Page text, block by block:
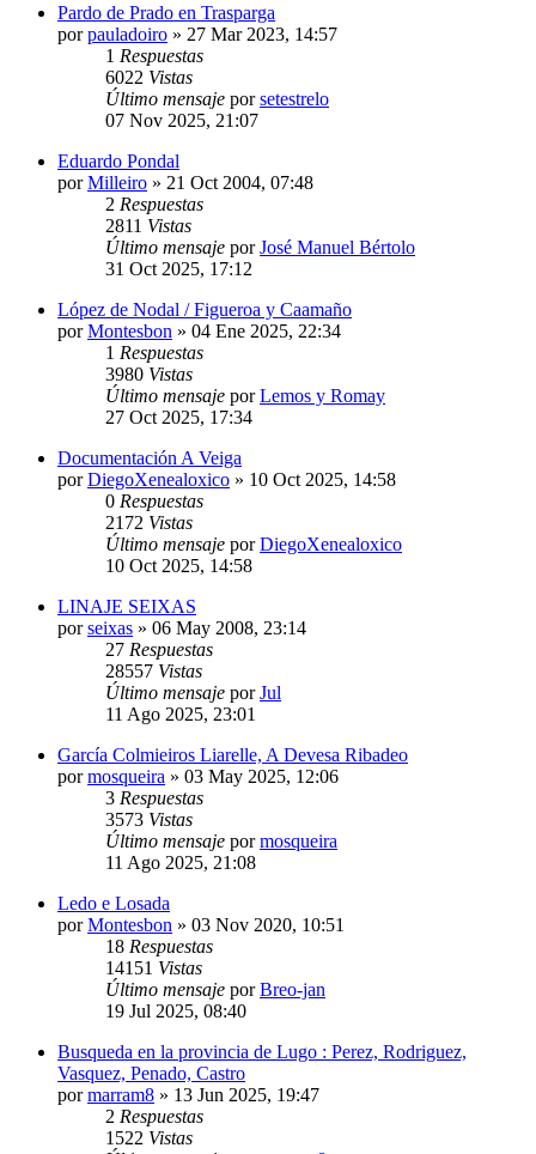
Pardo de Prado en Trasparga
porpauladoiro » 27 Mar 2023, 14:57
1 Respuestas
6022 Vistas
Último mensaje porsetestrelo
07 Nov 2025, 21:07
Eduardo Pondal
porMilleiro » 21 Oct 2004, 07:48
2 Respuestas
2811 Vistas
Último mensaje porJosé Manuel Bértolo
31 Oct 2025, 17:12
López de Nodal / Figueroa y Caamaño
porMontesbon » 04 Ene 2025, 22:34
1 Respuestas
3980 Vistas
Último mensaje porLemos y Romay
27 Oct 2025, 17:34
Documentación A Veiga
porDiegoXenealoxico » 10 Oct 2025, 14:58
0 Respuestas
2172 Vistas
Último mensaje porDiegoXenealoxico
10 Oct 2025, 14:58
LINAJE SEIXAS
porseixas » 06 May 2008, 23:14
27 Respuestas
28557 Vistas
Último mensaje porJul
11 Ago 2025, 23:01
García Colmieiros Liarelle, A Devesa Ribadeo
pormosqueira » 03 May 2025, 12:06
3 Respuestas
3573 Vistas
Último mensaje pormosqueira
11 Ago 2025, 21:08
Ledo e Losada
porMontesbon » 03 Nov 2020, 10:51
18 Respuestas
14151 Vistas
Último mensaje porBreo-jan
19 Jul 2025, 08:40
Busqueda en la provincia de Lugo : Perez, Rodriguez,
Vasquez, Penado, Castro
pormarram8 » 13 Jun 2025, 19:47
2 Respuestas
1522 Vistas